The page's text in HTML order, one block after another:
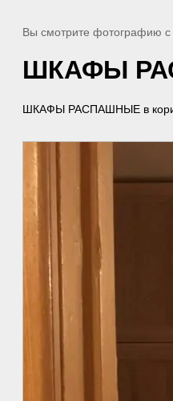
Вы смотрите фотографию с
ШКАФЫ
ШКАФЫ РАСПАШНЫЕ в